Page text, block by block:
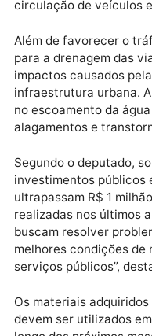
Parte dos recursos
5, onde foram
anteriormente
período seco e lama
pavimentação,
circulação de
Além de favorecer o
para a drenagem das
impactos causados
infraestrutura
no escoamento da
alagamentos e
Segundo o
investimentos